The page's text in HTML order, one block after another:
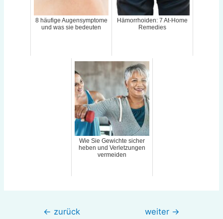
8 häufige Augensymptome
und was sie bedeuten
Hämorrhoiden: 7 At-Home
Remedies
Wie Sie Gewichte sicher
heben und Verletzungen
vermeiden
Beitragsnavigation
← zurück weiter →